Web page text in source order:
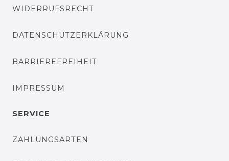
WIDERRUFSRECHT
DATENSCHUTZERKLÄRUNG
BARRIEREFREIHEIT
IMPRESSUM
SERVICE
ZAHLUNGSARTEN